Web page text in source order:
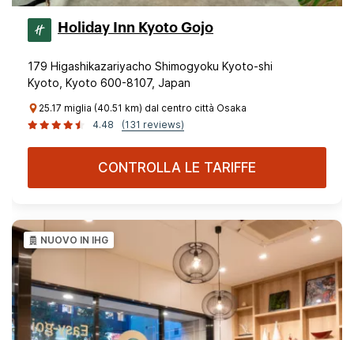
Holiday Inn Kyoto Gojo
179 Higashikazariyacho Shimogyoku Kyoto-shi
Kyoto, Kyoto 600-8107, Japan
25.17 miglia (40.51 km) dal centro città Osaka
4.48
(131 reviews)
CONTROLLA LE TARIFFE
NUOVO IN IHG